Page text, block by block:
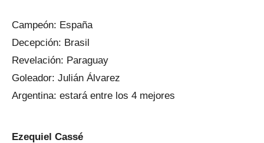
Campeón: España
Decepción: Brasil
Revelación: Paraguay
Goleador: Julián Álvarez
Argentina: estará entre los 4 mejores
Ezequiel Cassé